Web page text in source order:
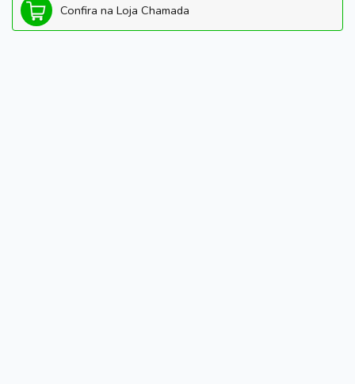
Confira na Loja Chamada